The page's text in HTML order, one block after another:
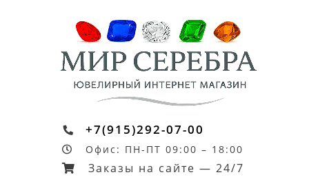
+7(915)292-07-00
Офис: ПН-ПТ 09:00 – 18:00
Заказы на сайте — 24/7